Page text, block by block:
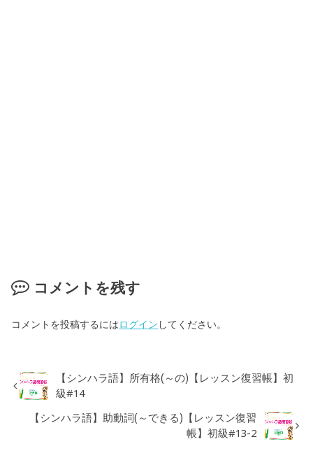
コメントを残す
コメントを投稿するにはログイン してください。
【シンハラ語】所有格(～の)【レッスン復習帳】初
級#14
【シンハラ語】助動詞(～できる)【レッスン復習
帳】初級#13-2